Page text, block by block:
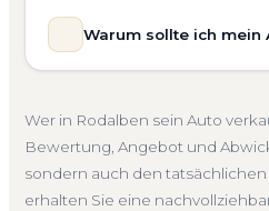
Kostenlose Bewertung
Adresse — egal ob zu
Warum sollte ich mein
verbindliches Angebot
4.800 zufriedene
Seit 2010 4.800+
Wer in Rodalben sein Auto
Bewertung, Angebot und
sondern auch den
erhalten Sie eine